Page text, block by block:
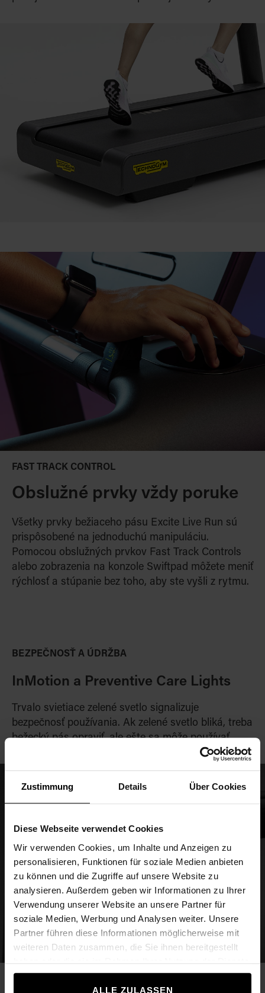
Zustimmung Details Über Cookies
Diese Webseite verwendet Cookies
Wir verwenden Cookies, um Inhalte und Anzeigen zu
personalisieren, Funktionen für soziale Medien anbieten
zu können und die Zugriffe auf unsere Website zu
analysieren. Außerdem geben wir Informationen zu Ihrer
Verwendung unserer Website an unsere Partner für
soziale Medien, Werbung und Analysen weiter. Unsere
Partner führen diese Informationen möglicherweise mit
weiteren Daten zusammen, die Sie ihnen bereitgestellt
haben oder die sie im Rahmen Ihrer Nutzung der Dienste
gesammelt haben.
ALLE ZULASSEN
FAST TRACK CONTROL
Obslužné prvky vždy poruke
Všetky prvky bežiaceho pásu Excite Live Run sú
prispôsobené na jednoduchú manipuláciu.
Pomocou obslužných prvkov Fast Track Controls
alebo zobrazenia na konzole Swiftpad môžete meniť
rýchlosť a stúpanie bez toho, aby ste vyšli z rytmu.
BEZPEČNOSŤ A ÚDRŽBA
InMotion a Preventive Care Lights
Trvalo svietiace zelené svetlo signalizuje
bezpečnosť používania. Ak zelené svetlo bliká, treba
bežecký pás opraviť, ale ešte sa môžepoužívať.